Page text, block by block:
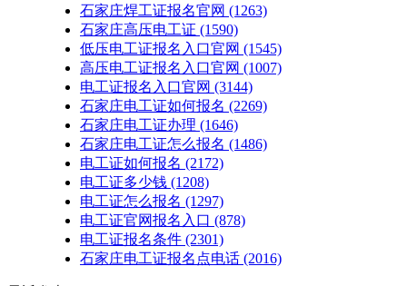
石家庄焊工证报名官网 (1263)
石家庄高压电工证 (1590)
低压电工证报名入口官网 (1545)
高压电工证报名入口官网 (1007)
电工证报名入口官网 (3144)
石家庄电工证如何报名 (2269)
石家庄电工证办理 (1646)
石家庄电工证怎么报名 (1486)
电工证如何报名 (2172)
电工证多少钱 (1208)
电工证怎么报名 (1297)
电工证官网报名入口 (878)
电工证报名条件 (2301)
石家庄电工证报名点电话 (2016)